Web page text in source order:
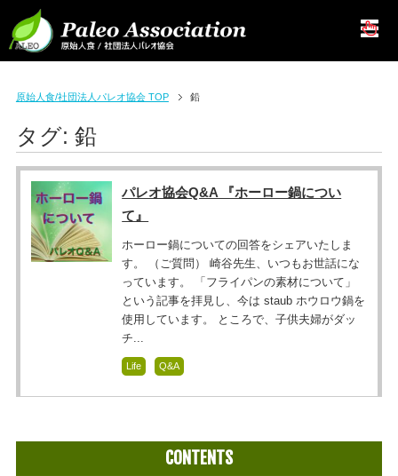
原始人食/社団法人パレオ協会 TOP 鉛
タグ: 鉛
パレオ協会Q&A 『ホーロー鍋につい
て』
ホーロー鍋についての回答をシェアいたしま
す。 （ご質問） 崎谷先生、いつもお世話にな
っています。 「フライパンの素材について」
という記事を拝見し、今は staub ホウロウ鍋を
使用しています。 ところで、子供夫婦がダッ
チ...
Life Q&A
CONTENTS